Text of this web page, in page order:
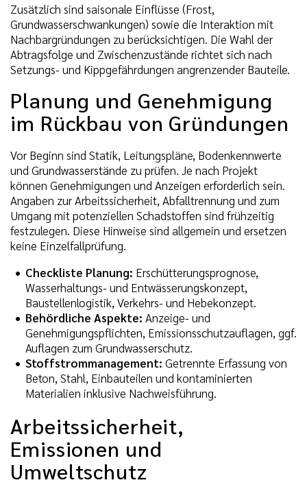
Zusätzlich sind saisonale Einflüsse (Frost,
Grundwasserschwankungen) sowie die Interaktion mit
Nachbargründungen zu berücksichtigen. Die Wahl der
Abtragsfolge und Zwischenzustände richtet sich nach
Setzungs- und Kippgefährdungen angrenzender Bauteile.
Planung und Genehmigung
im Rückbau von Gründungen
Vor Beginn sind Statik, Leitungspläne, Bodenkennwerte
und Grundwasserstände zu prüfen. Je nach Projekt
können Genehmigungen und Anzeigen erforderlich sein.
Angaben zur Arbeitssicherheit, Abfalltrennung und zum
Umgang mit potenziellen Schadstoffen sind frühzeitig
festzulegen. Diese Hinweise sind allgemein und ersetzen
keine Einzelfallprüfung.
Checkliste Planung: Erschütterungsprognose,
Wasserhaltungs- und Entwässerungskonzept,
Baustellenlogistik, Verkehrs- und Hebekonzept.
Behördliche Aspekte: Anzeige- und
Genehmigungspflichten, Emissionsschutzauflagen, ggf.
Auflagen zum Grundwasserschutz.
Stoffstrommanagement: Getrennte Erfassung von
Beton, Stahl, Einbauteilen und kontaminierten
Materialien inklusive Nachweisführung.
Arbeitssicherheit,
Emissionen und
Umweltschutz